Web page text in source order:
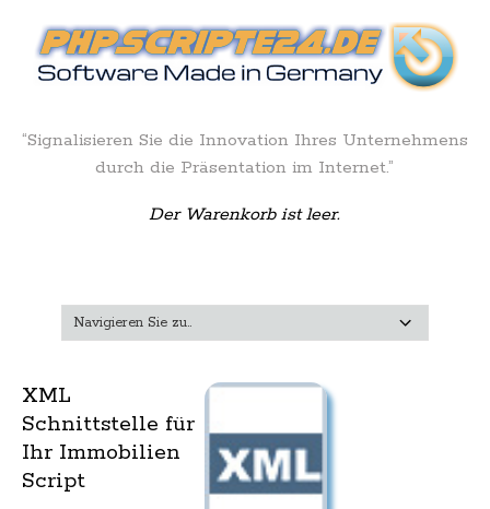
“Signalisieren Sie die Innovation Ihres Unternehmens
durch die Präsentation im Internet.”
Der Warenkorb ist leer.
XML
Schnittstelle für
Ihr Immobilien
Script